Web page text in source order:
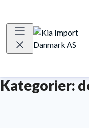
Kategorier: